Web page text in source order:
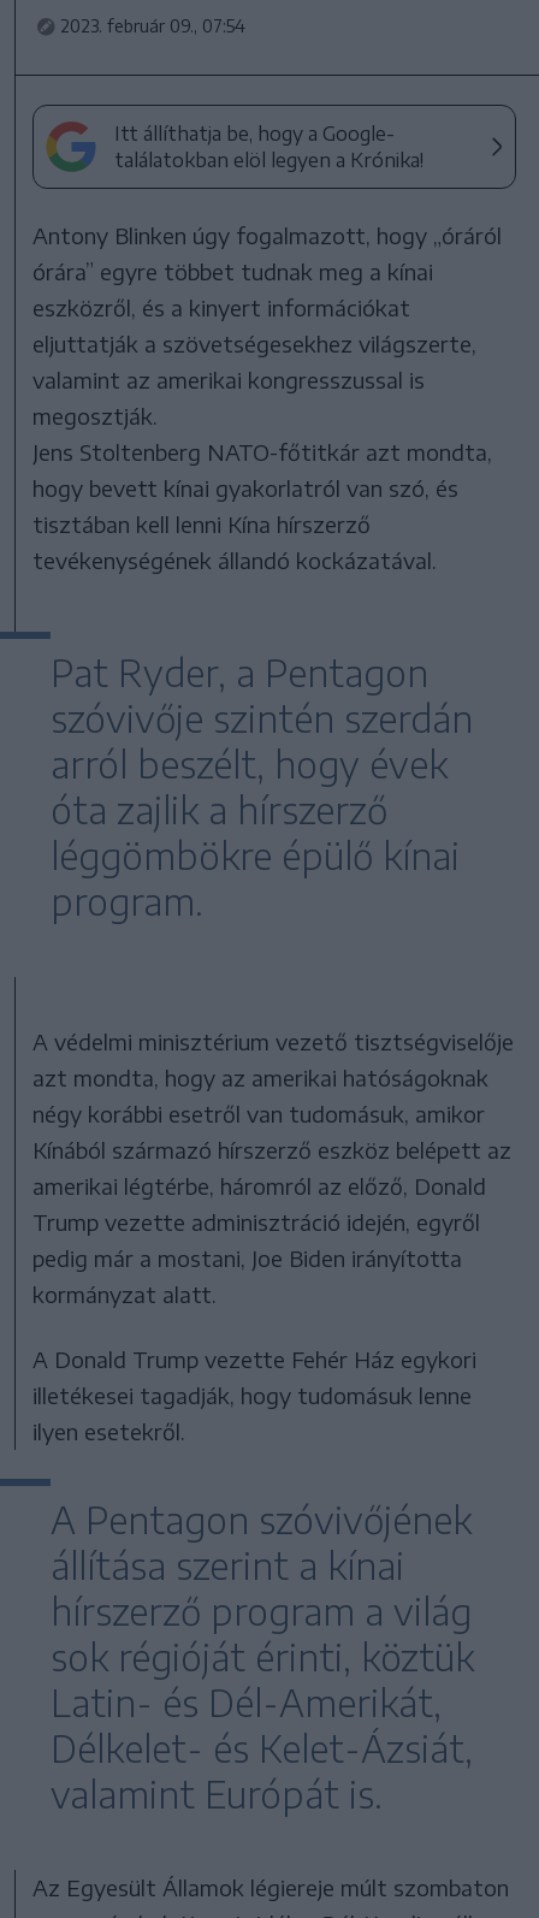
2023. február 09., 07:54
Itt állíthatja be, hogy a Google-
találatokban elöl legyen a Krónika!
Antony Blinken úgy fogalmazott, hogy „óráról
órára” egyre többet tudnak meg a kínai
eszközről, és a kinyert információkat
eljuttatják a szövetségesekhez világszerte,
valamint az amerikai kongresszussal is
megosztják.
Jens Stoltenberg NATO-főtitkár azt mondta,
hogy bevett kínai gyakorlatról van szó, és
tisztában kell lenni Kína hírszerző
tevékenységének állandó kockázatával.
Pat Ryder, a Pentagon
szóvivője szintén szerdán
arról beszélt, hogy évek
óta zajlik a hírszerző
léggömbökre épülő kínai
program.
A védelmi minisztérium vezető tisztségviselője
azt mondta, hogy az amerikai hatóságoknak
négy korábbi esetről van tudomásuk, amikor
Kínából származó hírszerző eszköz belépett az
amerikai légtérbe, háromról az előző, Donald
Trump vezette adminisztráció idején, egyről
pedig már a mostani, Joe Biden irányította
kormányzat alatt.
A Donald Trump vezette Fehér Ház egykori
illetékesei tagadják, hogy tudomásuk lenne
ilyen esetekről.
A Pentagon szóvivőjének
állítása szerint a kínai
hírszerző program a világ
sok régióját érinti, köztük
Latin- és Dél-Amerikát,
Délkelet- és Kelet-Ázsiát,
valamint Európát is.
Az Egyesült Államok légiereje múlt szombaton